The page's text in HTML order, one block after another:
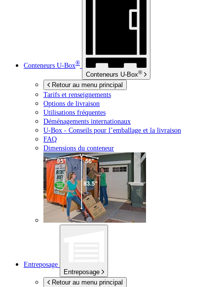
Conteneurs U-Box®
Conteneurs U-Box®
Retour au menu principal
Tarifs et renseignements
Options de livraison
Utilisations fréquentes
Déménagements internationaux
U-Box - Conseils pour l’emballage et la livraison
FAQ
Dimensions du conteneur
Entreposage
Entreposage
Retour au menu principal